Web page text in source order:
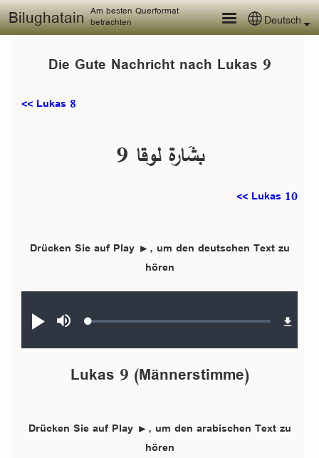
Skip to main content
Bilughatain Am besten Querformat
betrachten Select your
Deutsch
Die Gute Nachricht nach Lukas 9
<< Lukas 8
بشَارة لوقا 9
Lukas 10 >>
Drücken Sie auf Play ►, um den deutschen Text zu
hören
AbspielenStummLoaded:
Lukas 9 (Männerstimme)
Drücken Sie auf Play ►, um den arabischen Text zu
hören